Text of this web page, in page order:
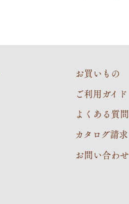
お買いもの
ご利用ガイド
よくある質問
カタログ請求
お問い合わせ